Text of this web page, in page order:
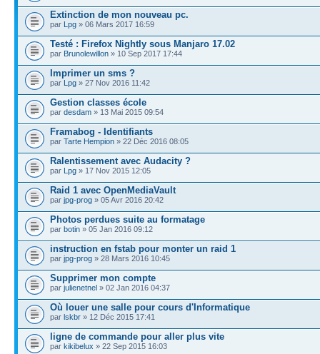
Extinction de mon nouveau pc.
par Lpg » 06 Mars 2017 16:59
Testé : Firefox Nightly sous Manjaro 17.02
par Brunolewillon » 10 Sep 2017 17:44
Imprimer un sms ?
par Lpg » 27 Nov 2016 11:42
Gestion classes école
par desdam » 13 Mai 2015 09:54
Framabog - Identifiants
par Tarte Hempion » 22 Déc 2016 08:05
Ralentissement avec Audacity ?
par Lpg » 17 Nov 2015 12:05
Raid 1 avec OpenMediaVault
par jpg-prog » 05 Avr 2016 20:42
Photos perdues suite au formatage
par botin » 05 Jan 2016 09:12
instruction en fstab pour monter un raid 1
par jpg-prog » 28 Mars 2016 10:45
Supprimer mon compte
par julienetnel » 02 Jan 2016 04:37
Où louer une salle pour cours d'Informatique
par lskbr » 12 Déc 2015 17:41
ligne de commande pour aller plus vite
par kikibelux » 22 Sep 2015 16:03